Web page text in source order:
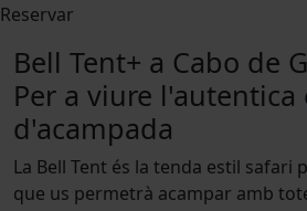
Reservar
Bell Tent+ a Cabo de
Per a viure l'autentica
d'acampada
La Bell Tent és la tenda estil safari
que us permetrà acampar amb